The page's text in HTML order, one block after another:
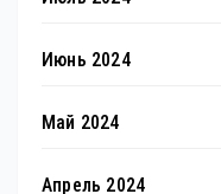
Июнь 2024
Май 2024
Апрель 2024